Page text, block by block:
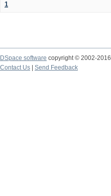
1
DSpace software copyright © 2002-2016
Contact Us
Send Feedback